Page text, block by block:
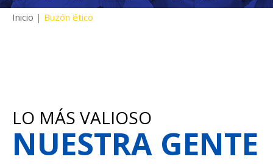
Inicio | Buzón ético
LO MÁS VALIOSO
NUESTRA GENTE